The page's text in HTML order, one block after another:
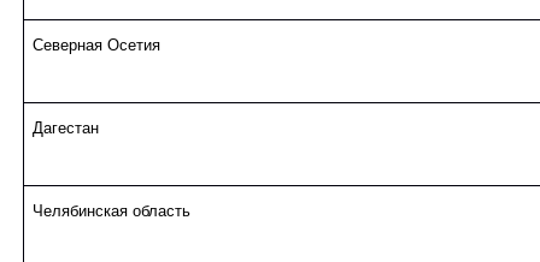
Северная Осетия
Дагестан
Челябинская область